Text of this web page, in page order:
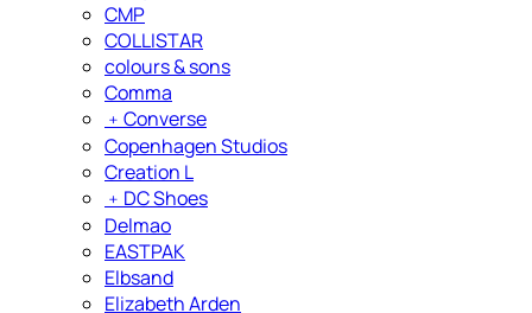
CMP
COLLISTAR
colours & sons
Comma
﹢ Converse
Copenhagen Studios
Creation L
﹢ DC Shoes
Delmao
EASTPAK
Elbsand
Elizabeth Arden